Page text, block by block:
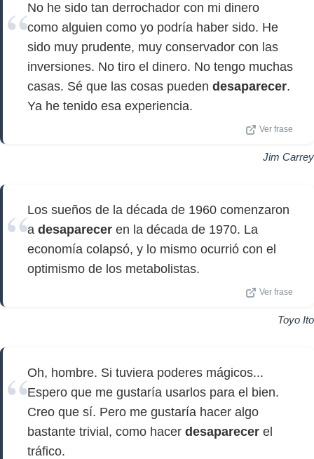
No he sido tan derrochador con mi dinero
como alguien como yo podría haber sido. He
sido muy prudente, muy conservador con las
inversiones. No tiro el dinero. No tengo muchas
casas. Sé que las cosas pueden desaparecer.
Ya he tenido esa experiencia.
Ver frase
Jim Carrey
Los sueños de la década de 1960 comenzaron
a desaparecer en la década de 1970. La
economía colapsó, y lo mismo ocurrió con el
optimismo de los metabolistas.
Ver frase
Toyo Ito
Oh, hombre. Si tuviera poderes mágicos...
Espero que me gustaría usarlos para el bien.
Creo que sí. Pero me gustaría hacer algo
bastante trivial, como hacer desaparecer el
tráfico.